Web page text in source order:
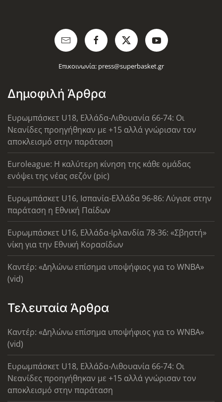
Επικοινωνία: press@superbasket.gr
Δημοφιλή Άρθρα
Ευρωμπάσκετ U18, Ελλάδα-Λιθουανία 66-74: Οι
Νεανίδες προηγήθηκαν με +15 αλλά γνώρισαν τον
αποκλεισμό στην παράταση
Euroleague: Η καλύτερη κίνηση της κάθε ομάδας
ενόψει της νέας σεζόν (pic)
Ευρωμπάσκετ U16, Ισπανία-Ελλάδα 96-86: Λύγισε στην
παράταση η Εθνική Παίδων
Ευρωμπάσκετ U16, Ελλάδα-Ιρλανδία 78-36: «Σβηστή»
νίκη για την Εθνική Κορασίδων
Καντέρ: «Δηλώνω επίσημα υποψήφιος για το WNBA»
(vid)
Τελευταία Άρθρα
Καντέρ: «Δηλώνω επίσημα υποψήφιος για το WNBA»
(vid)
Ευρωμπάσκετ U18, Ελλάδα-Λιθουανία 66-74: Οι
Νεανίδες προηγήθηκαν με +15 αλλά γνώρισαν τον
αποκλεισμό στην παράταση